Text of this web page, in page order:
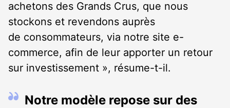
achetons des Grands Crus, que nous
stockons et revendons auprès
de consommateurs, via notre site e-
commerce, afin de leur apporter un retour
sur investissement », résume-t-il.
Notre modèle repose sur des